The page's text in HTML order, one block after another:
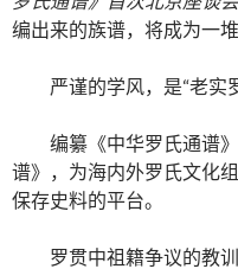
编出来的族谱，将成为一堆
严谨的学风，是“老实
编纂《中华罗氏通谱
谱》，为海内外罗氏文化
保存史料的平台。
罗贯中祖籍争议的教